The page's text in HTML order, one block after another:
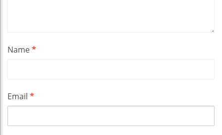
Name*
Email *